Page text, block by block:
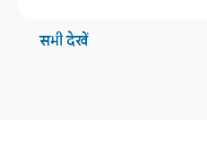
सभी देखें